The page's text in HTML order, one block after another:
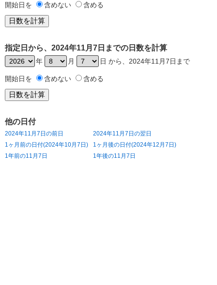
開始日を 含めない 含める
指定日から、2024年11月7日までの日数を計算
年 月 日 から、2024年11月7日まで
開始日を 含めない 含める
他の日付
2024年11月7日の前日
2024年11月7日の翌日
1ヶ月前の日付(2024年10月7日)
1ヶ月後の日付(2024年12月7日)
1年前の11月7日
1年後の11月7日